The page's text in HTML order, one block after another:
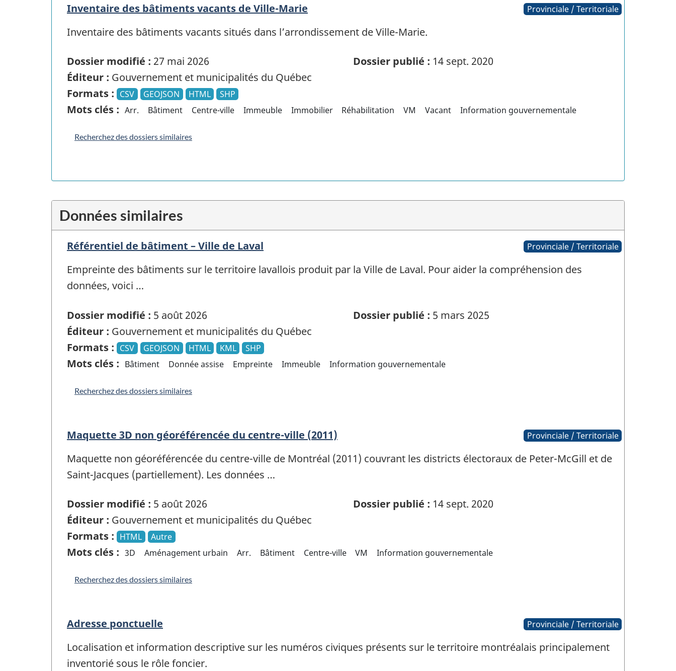
Inventaire des bâtiments vacants de Ville-Marie Provinciale / Territoriale
Inventaire des bâtiments vacants situés dans l’arrondissement de Ville-Marie.
Dossier modifié : 27 mai 2026 Dossier publié : 14 sept. 2020
Éditeur : Gouvernement et municipalités du Québec
Formats : CSV GEOJSON HTML SHP
Mots clés : Arr. Bâtiment Centre-ville Immeuble Immobilier Réhabilitation VM Vacant Information gouvernementale
Recherchez des dossiers similaires
Données similaires
Référentiel de bâtiment – Ville de Laval Provinciale / Territoriale
Empreinte des bâtiments sur le territoire lavallois produit par la Ville de Laval. Pour aider la compréhension des
données, voici …
Dossier modifié : 5 août 2026 Dossier publié : 5 mars 2025
Éditeur : Gouvernement et municipalités du Québec
Formats : CSV GEOJSON HTML KML SHP
Mots clés : Bâtiment Donnée assise Empreinte Immeuble Information gouvernementale
Recherchez des dossiers similaires
Maquette 3D non géoréférencée du centre-ville (2011) Provinciale / Territoriale
Maquette non géoréférencée du centre-ville de Montréal (2011) couvrant les districts électoraux de Peter-McGill et de
Saint-Jacques (partiellement). Les données …
Dossier modifié : 5 août 2026 Dossier publié : 14 sept. 2020
Éditeur : Gouvernement et municipalités du Québec
Formats : HTML Autre
Mots clés : 3D Aménagement urbain Arr. Bâtiment Centre-ville VM Information gouvernementale
Recherchez des dossiers similaires
Adresse ponctuelle Provinciale / Territoriale
Localisation et information descriptive sur les numéros civiques présents sur le territoire montréalais principalement
inventorié sous le rôle foncier.